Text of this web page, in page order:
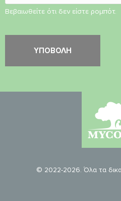
Βεβαιωθείτε ότι δεν είστε ρομπότ.
© 2022-2026. Όλα τα